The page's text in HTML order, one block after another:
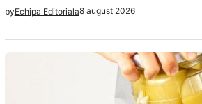
byEchipa Editoriala8 august 2026